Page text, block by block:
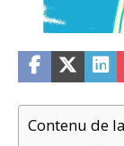
Contenu de